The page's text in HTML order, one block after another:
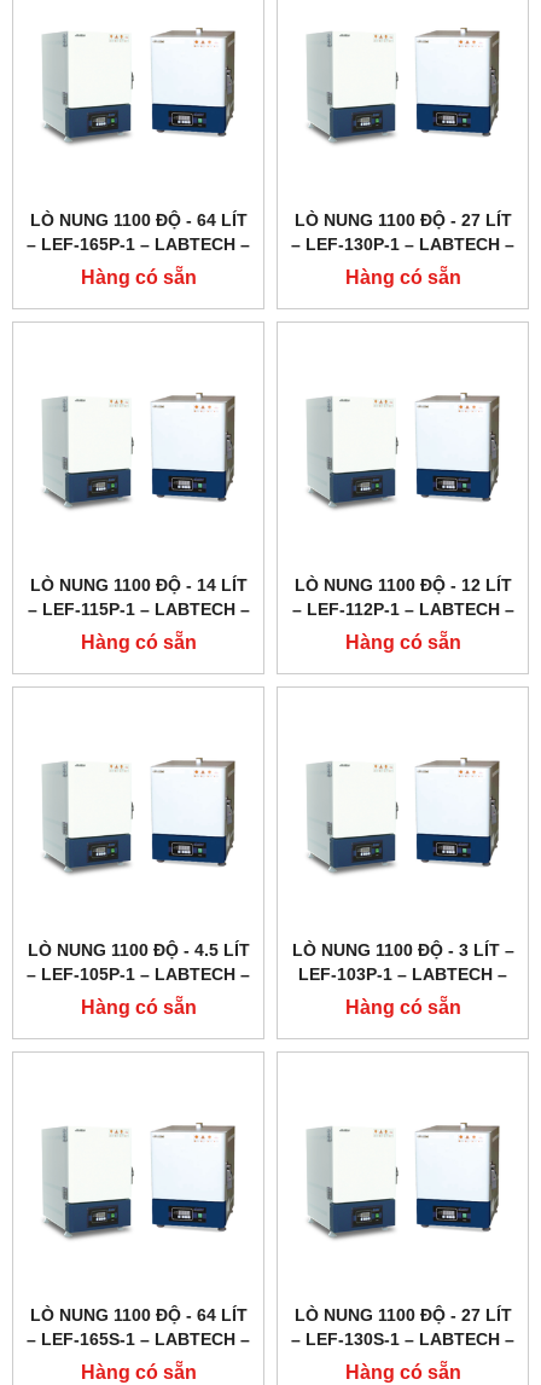
LÒ NUNG 1100 ĐỘ - 64 LÍT
– LEF-165P-1 – LABTECH –
HÀN QUỐC
Hàng có sẵn
LÒ NUNG 1100 ĐỘ - 27 LÍT
– LEF-130P-1 – LABTECH –
HÀN QUỐC
Hàng có sẵn
LÒ NUNG 1100 ĐỘ - 14 LÍT
– LEF-115P-1 – LABTECH –
HÀN QUỐC
Hàng có sẵn
LÒ NUNG 1100 ĐỘ - 12 LÍT
– LEF-112P-1 – LABTECH –
HÀN QUỐC
Hàng có sẵn
LÒ NUNG 1100 ĐỘ - 4.5 LÍT
– LEF-105P-1 – LABTECH –
HÀN QUỐC
Hàng có sẵn
LÒ NUNG 1100 ĐỘ - 3 LÍT –
LEF-103P-1 – LABTECH –
HÀN QUỐC
Hàng có sẵn
LÒ NUNG 1100 ĐỘ - 64 LÍT
– LEF-165S-1 – LABTECH –
HÀN QUỐC
Hàng có sẵn
LÒ NUNG 1100 ĐỘ - 27 LÍT
– LEF-130S-1 – LABTECH –
HÀN QUỐC
Hàng có sẵn